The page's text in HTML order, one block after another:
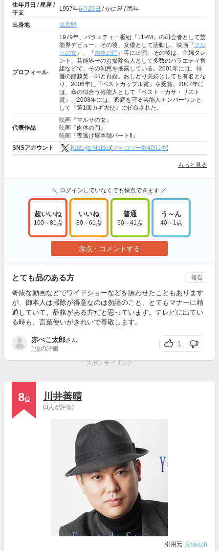
生年月日 / 星座 /
干支
1957年6月25日 / かに座 / 酉年
出身地 滋賀県
プロフィール
1979年、バラエティー番組『11PM』の司会者として芸
能界デビュー。その後、女優として活動し、映画『マル
サの女』、『肉体の門 』等に出演。その後は、主婦タレ
ント、芸能界一のお掃除名人として多数のバラエティ番
組などで、その知恵を披露している。2001年には、俳
優の船越英一郎と再婚。おしどり夫婦としても有名とな
り、2006年に『ベストカップル賞』を受賞。2007年に
は、傘の似合う芸能人として『ベスト・カサ・リスト
賞』、2008年には、家庭を守る芸能人ナンバーワンと
して『第1回カギ大使』に任命された。
代表作品
映画『マルサの女』
映画『肉体の門』
映画『夜逃げ屋本舗パートII』
SNSアカウント
Kazuyo Matsui(フォロワー数4001位)
もっと見る
＼ ログインしていなくても採点できます ／
超いいね
100～81点
いいね
80～61点
普通
60～41点
う～ん
40～1点
採点・コメントする
とても品のある方
奇抜な動画などでワイドショーなどを賑わせたこともあります
が、御本人は掃除が得意なのは勿論のこと、とてもマナーに精
通していて、品格がある方だと思っています。テレビに出てい
る時も、言葉使いがきれいで尊敬します。
赤べこ太郎さん
1位の評価
1
報告
スポンサーリンク
8位 川井善晴
(3人が評価)
引用元: Amazon